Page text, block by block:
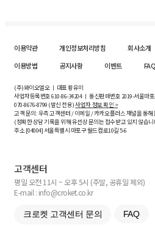
이용약관 개인정보처리방침 회사소개
이용방법
공지사항 이벤트 FAQ
(주)와이오엘오 ㅣ 대표 황유미
사업자등록번호610-86-34204ㅣ 통신판매번호 2019-서울마
070-8676-8799 (발신 전용)사업자 정보 확인 >
고객 문의: 우측 고객센터 / 이메일 / 카카오플러스 채널을 통해
(정확한 상담 기록을 위해 유선상 문의는 접수받고 있지 않습
주소 [04004] 서울특별시 마포구 월드컵로10길5-6
고객센터
평일 오전 11시 ~ 오후 5시 (주말, 공휴일 제외)
E-mail : info@croket.co.kr
크로켓 고객센터 문의 FAQ